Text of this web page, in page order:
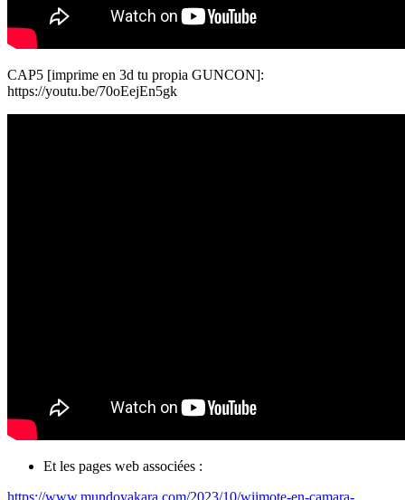
CAP5 [imprime en 3d tu propia GUNCON]:
https://youtu.be/70oEejEn5gk
Et les pages web associées :
https://www.mundoyakara.com/2023/10/wiimote-en-camara-